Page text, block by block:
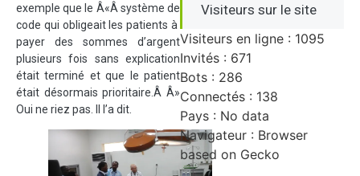
exemple que le Â«Â système de
code qui obligeait les patients à
payer des sommes d’argent
plusieurs fois sans explication
était terminé et que le patient
était désormais prioritaire.Â Â»
Oui ne riez pas. Il l’a dit.
Visiteurs sur le site
Visiteurs en ligne : 1095
Invités : 671
Bots : 286
Connectés : 138
Pays : No data
Navigateur : Browser
based on Gecko